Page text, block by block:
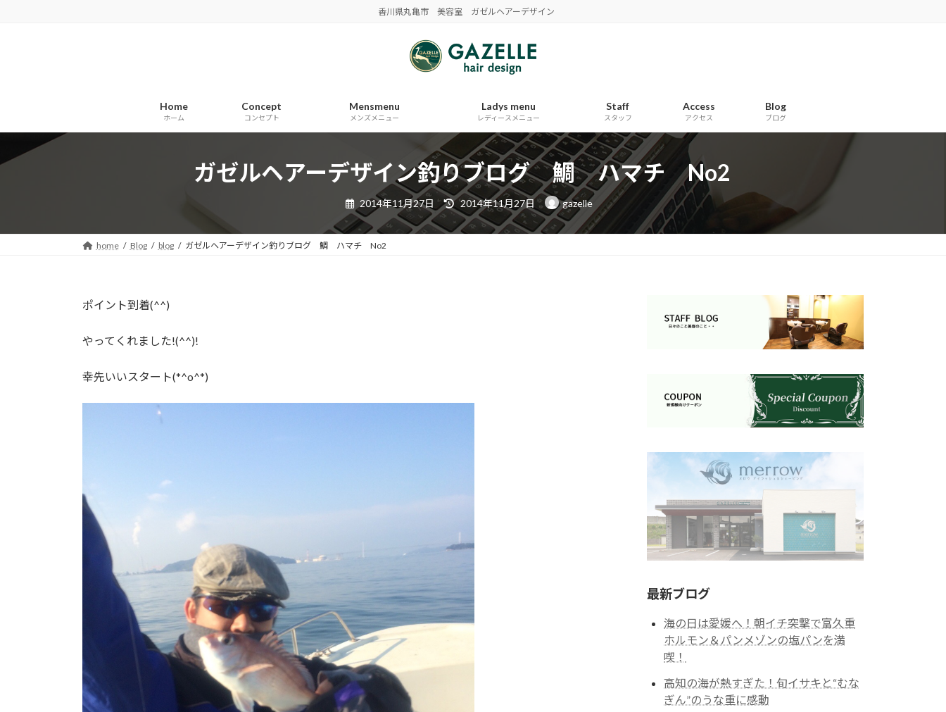
プ
動
香川県丸亀市 美容室 ガゼルヘアーデザイン
Home
ホーム
Concept
コンセプト
Mensmenu
メンズメニュー
Ladys menu
レディースメニュー
Staff
スタッフ
Access
アクセス
Blog
ブログ
ガゼルヘアーデザイン釣りブログ 鯛 ハマチ No2
2014年11月27日
最
終
更
新
日
2014年11月27日 gazelle
home Blog blog ガゼルヘアーデザイン釣りブログ 鯛 ハマチ No2
ポイント到着(^^)
やってくれました!(^^)!
幸先いいスタート(*^o^*)
最新ブログ
海の日は愛媛へ！朝イチ突撃で富久重
ホルモン＆パンメゾンの塩パンを満
喫！
高知の海が熱すぎた！旬イサキと“むな
ぎん”のうな重に感動